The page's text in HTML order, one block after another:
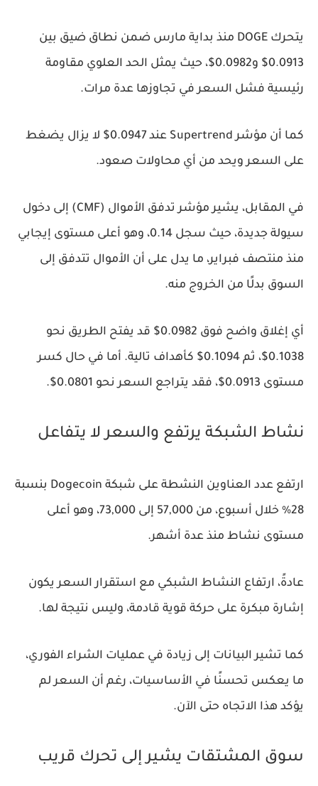
يتحرك DOGE منذ بداية مارس ضمن نطاق ضيق بين
0.0913$ و0.0982$، حيث يمثل الحد العلوي مقاومة
رئيسية فشل السعر في تجاوزها عدة مرات.
كما أن مؤشر Supertrend عند 0.0947$ لا يزال يضغط
على السعر ويحد من أي محاولات صعود.
في المقابل، يشير مؤشر تدفق الأموال (CMF) إلى دخول
سيولة جديدة، حيث سجل 0.14، وهو أعلى مستوى إيجابي
منذ منتصف فبراير، ما يدل على أن الأموال تتدفق إلى
السوق بدلًا من الخروج منه.
أي إغلاق واضح فوق 0.0982$ قد يفتح الطريق نحو
0.1038$، ثم 0.1094$ كأهداف تالية. أما في حال كسر
مستوى 0.0913$، فقد يتراجع السعر نحو 0.0801$.
نشاط الشبكة يرتفع والسعر لا يتفاعل
ارتفع عدد العناوين النشطة على شبكة Dogecoin بنسبة
28% خلال أسبوع، من 57,000 إلى 73,000، وهو أعلى
مستوى نشاط منذ عدة أشهر.
عادةً، ارتفاع النشاط الشبكي مع استقرار السعر يكون
إشارة مبكرة على حركة قوية قادمة، وليس نتيجة لها.
كما تشير البيانات إلى زيادة في عمليات الشراء الفوري،
ما يعكس تحسنًا في الأساسيات، رغم أن السعر لم
يؤكد هذا الاتجاه حتى الآن.
سوق المشتقات يشير إلى تحرك قريب